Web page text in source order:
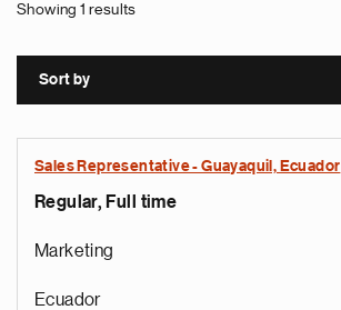
Showing 1 results
Sort by
Sales Representative - Guayaquil, Ecuador
Regular, Full time
Marketing
Ecuador